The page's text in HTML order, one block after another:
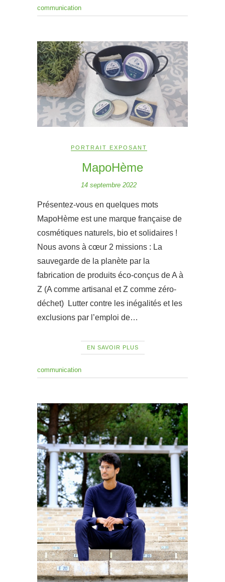
communication
PORTRAIT EXPOSANT
MapoHème
14 septembre 2022
Présentez-vous en quelques mots
MapoHème est une marque française de
cosmétiques naturels, bio et solidaires !
Nous avons à cœur 2 missions : La
sauvegarde de la planète par la
fabrication de produits éco-conçus de A à
Z (A comme artisanal et Z comme zéro-
déchet) Lutter contre les inégalités et les
exclusions par l’emploi de…
EN SAVOIR PLUS
communication